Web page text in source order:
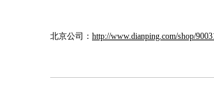
北京公司： http://www.dianping.com/shop/